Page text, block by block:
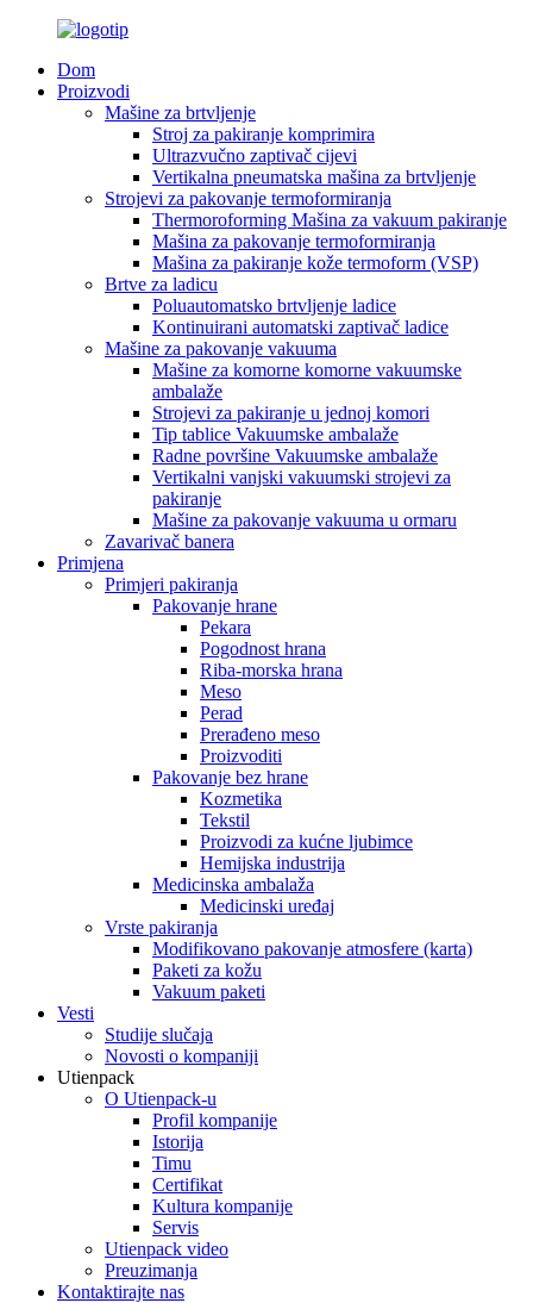
Dom
Proizvodi
Mašine za brtvljenje
Stroj za pakiranje komprimira
Ultrazvučno zaptivač cijevi
Vertikalna pneumatska mašina za brtvljenje
Strojevi za pakovanje termoformiranja
Thermoroforming Mašina za vakuum pakiranje
Mašina za pakovanje termoformiranja
Mašina za pakiranje kože termoform (VSP)
Brtve za ladicu
Poluautomatsko brtvljenje ladice
Kontinuirani automatski zaptivač ladice
Mašine za pakovanje vakuuma
Mašine za komorne komorne vakuumske
ambalaže
Strojevi za pakiranje u jednoj komori
Tip tablice Vakuumske ambalaže
Radne površine Vakuumske ambalaže
Vertikalni vanjski vakuumski strojevi za
pakiranje
Mašine za pakovanje vakuuma u ormaru
Zavarivač banera
Primjena
Primjeri pakiranja
Pakovanje hrane
Pekara
Pogodnost hrana
Riba-morska hrana
Meso
Perad
Prerađeno meso
Proizvoditi
Pakovanje bez hrane
Kozmetika
Tekstil
Proizvodi za kućne ljubimce
Hemijska industrija
Medicinska ambalaža
Medicinski uređaj
Vrste pakiranja
Modifikovano pakovanje atmosfere (karta)
Paketi za kožu
Vakuum paketi
Vesti
Studije slučaja
Novosti o kompaniji
Utienpack
O Utienpack-u
Profil kompanije
Istorija
Timu
Certifikat
Kultura kompanije
Servis
Utienpack video
Preuzimanja
Kontaktirajte nas